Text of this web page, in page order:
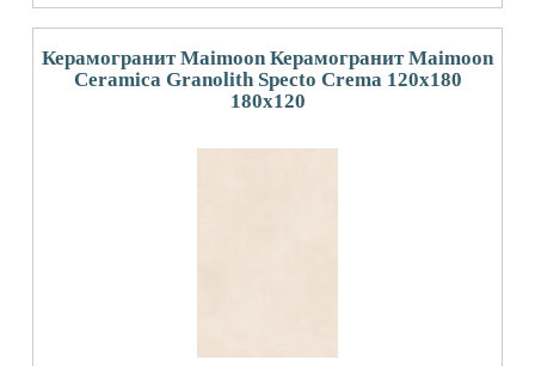
Керамогранит Maimoon Керамогранит Maimoon
Ceramica Granolith Specto Crema 120х180
180x120